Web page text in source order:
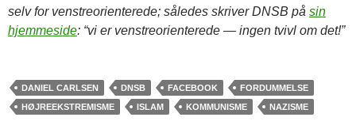
selv for venstreorienterede; således skriver DNSB på sin
hjemmeside: “vi er venstreorienterede — ingen tvivl om det!”
DANIEL CARLSEN DNSB FACEBOOK
FORDUMMELSE
HØJREEKSTREMISME
ISLAM KOMMUNISME NAZISME